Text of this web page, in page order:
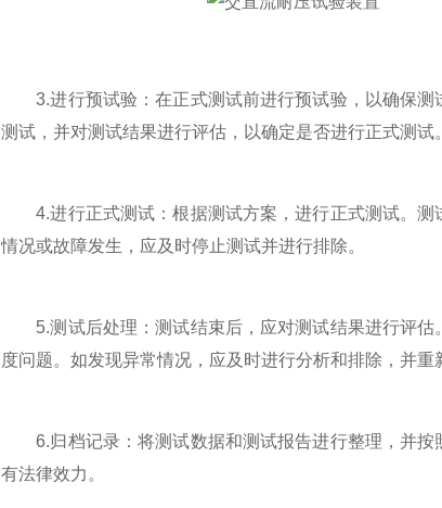
3.进行预试验：在正式测试前进行预试验，以确保测
测试，并对测试结果进行评估，以确定是否进行正式测试。
4.进行正式测试：根据测试方案，进行正式测试。测
情况或故障发生，应及时停止测试并进行排除。
5.测试后处理：测试结束后，应对测试结果进行评估
度问题。如发现异常情况，应及时进行分析和排除，并重
6.归档记录：将测试数据和测试报告进行整理，并按
有法律效力。